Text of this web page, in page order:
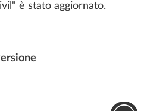
è stato aggiornato.